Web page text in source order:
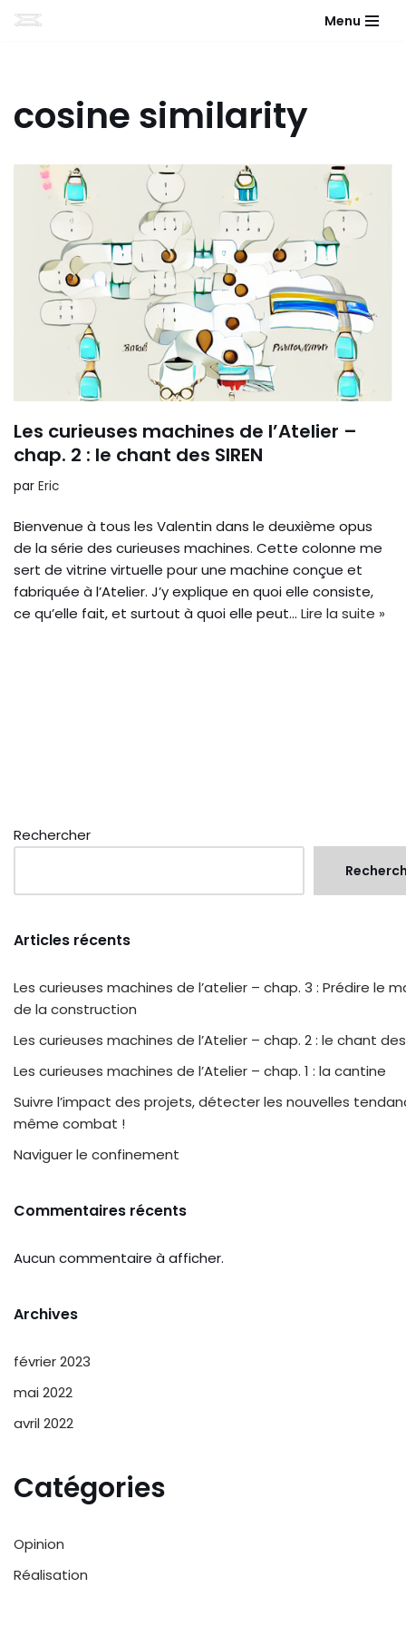
Menu
cosine similarity
Les curieuses machines de l’Atelier –
chap. 2 : le chant des SIREN
par Eric
Bienvenue à tous les Valentin dans le deuxième opus
de la série des curieuses machines. Cette colonne me
sert de vitrine virtuelle pour une machine conçue et
fabriquée à l’Atelier. J’y explique en quoi elle consiste,
ce qu’elle fait, et surtout à quoi elle peut… Lire la suite »
Rechercher
Articles récents
Les curieuses machines de l’atelier – chap. 3 : Prédire le
de la construction
Les curieuses machines de l’Atelier – chap. 2 : le chant des
Les curieuses machines de l’Atelier – chap. 1 : la cantine
Suivre l’impact des projets, détecter les nouvelles
même combat !
Naviguer le confinement
Commentaires récents
Aucun commentaire à afficher.
Archives
février 2023
mai 2022
avril 2022
Catégories
Opinion
Réalisation